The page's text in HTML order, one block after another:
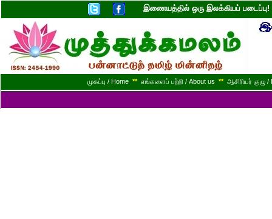
இணையத்தில் ஒரு இலக்கியப்
முகப்பு / Home ** எங்களைப் பற்றி / About us ** ஆசிரியர் குழு